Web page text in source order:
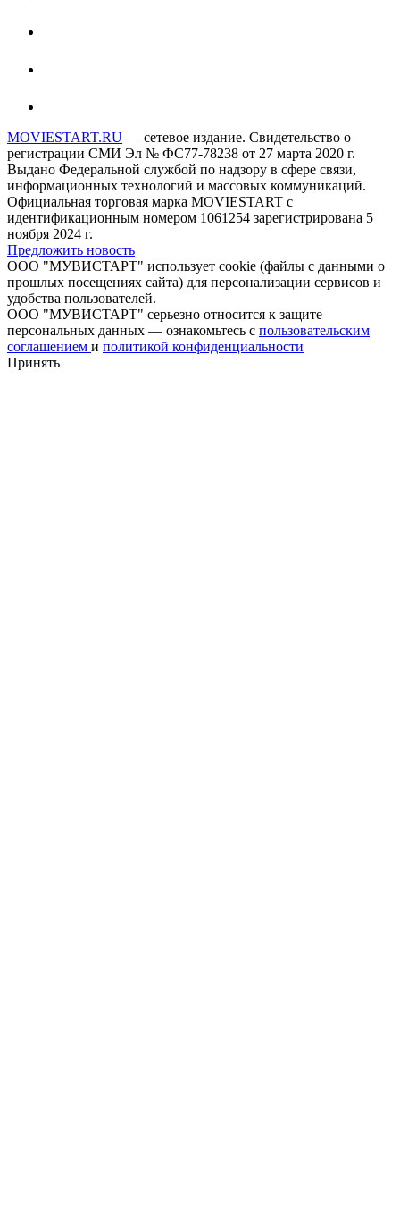
MOVIESTART.RU — сетевое издание. Свидетельство о
регистрации СМИ Эл № ФС77-78238 от 27 марта 2020 г.
Выдано Федеральной службой по надзору в сфере связи,
информационных технологий и массовых коммуникаций.
Официальная торговая марка MOVIESTART с
идентификационным номером 1061254 зарегистрирована 5
ноября 2024 г.
Предложить новость
ООО "МУВИСТАРТ" использует cookie (файлы с данными о
прошлых посещениях сайта) для персонализации сервисов и
удобства пользователей.
ООО "МУВИСТАРТ" серьезно относится к защите
персональных данных — ознакомьтесь с пользовательским
соглашением и политикой конфиденциальности
Принять